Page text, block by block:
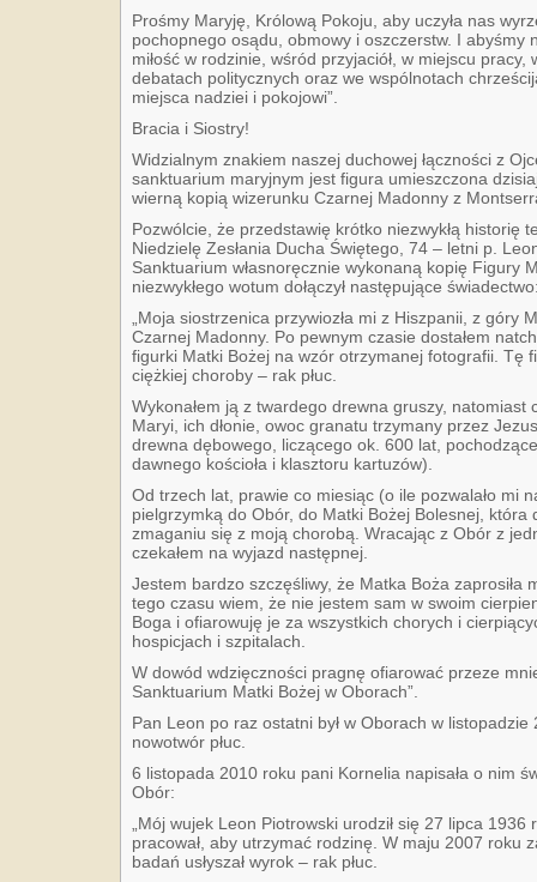
Prośmy Maryję, Królową Pokoju, aby uczyła nas
pochopnego osądu, obmowy i oszczerstw. I abyśmy
miłość w rodzinie, wśród przyjaciół, w miejscu pracy,
debatach politycznych oraz we wspólnotach
miejsca nadziei i pokojowi”.
Bracia i Siostry!
Widzialnym znakiem naszej duchowej łączności z
sanktuarium maryjnym jest figura umieszczona
wierną kopią wizerunku Czarnej Madonny z
Pozwólcie, że przedstawię krótko niezwykłą historię
Niedzielę Zesłania Ducha Świętego, 74 – letni p.
Sanktuarium własnoręcznie wykonaną kopię Figury
niezwykłego wotum dołączył następujące
„Moja siostrzenica przywiozła mi z Hiszpanii, z góry
Czarnej Madonny. Po pewnym czasie dostałem
figurki Matki Bożej na wzór otrzymanej fotografii. Tę
ciężkiej choroby – rak płuc.
Wykonałem ją z twardego drewna gruszy,
Maryi, ich dłonie, owoc granatu trzymany przez
drewna dębowego, liczącego ok. 600 lat,
dawnego kościoła i klasztoru kartuzów).
Od trzech lat, prawie co miesiąc (o ile pozwalało mi
pielgrzymką do Obór, do Matki Bożej Bolesnej, która
zmaganiu się z moją chorobą. Wracając z Obór z
czekałem na wyjazd następnej.
Jestem bardzo szczęśliwy, że Matka Boża zaprosiła
tego czasu wiem, że nie jestem sam w swoim
Boga i ofiarowuję je za wszystkich chorych i
hospicjach i szpitalach.
W dowód wdzięczności pragnę ofiarować przeze
Sanktuarium Matki Bożej w Oborach”.
Pan Leon po raz ostatni był w Oborach w
nowotwór płuc.
6 listopada 2010 roku pani Kornelia napisała o nim
Obór:
„Mój wujek Leon Piotrowski urodził się 27 lipca 1936
pracował, aby utrzymać rodzinę. W maju 2007 roku
badań usłyszał wyrok – rak płuc.